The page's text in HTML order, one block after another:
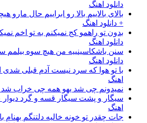
دانلود اهنگ
بالای بالاییم بالا رو ابراییم حال مارو
+ دانلود اهنگ
بدون تو راهمو کج نمیکنم به تو اخم
دانلود اهنگ
سنن باشکاسینییه من هیچ سوه بیلمم
دانلود اهنگ
با تو هوا که سرد نیست آدم قبلی شدی
اهنگ
نمیدونم چی شد یهو همه چی خراب شد
سیگار و پشت سیگار قسه و گرد دیوار
اهنگ
جات چقدر تو خونه خالیه دلتنگم بهنام